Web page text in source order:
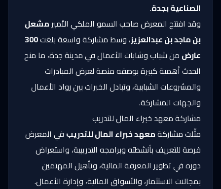
الصناعية بجدة.
وقد افتتح المعرض صاحب السمو الملكي الأميرمشعل
بن ماجد بن عبدالعزيز، وسط مشاركة واسعة بلغت300
عارض من شباب وشابات الأعمال في مدينة جدة، ما منح
الحدث أهمية كبيرة بوصفه منصة لعرض المبادرات
والمشروعات الشبابية، وتبادل الخبرات بين رواد الأعمال
والجهات المشاركة.
مشاركة معهد خبراء المال للتدريب
مثّلت مشاركةمعهد خبراء المال للتدريب في المعرض
فرصة للتعريف بأنشطته وبرامجه التدريبية، واستعراض
دوره في تطوير المعرفة المالية، وتأهيل المهتمين
بمجالات الاستثمار، والأسواق المالية، وإدارة الأعمال.